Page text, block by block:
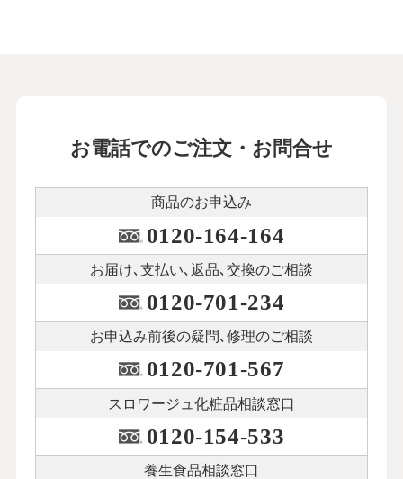
お電話でのご注文・お問合せ
商品のお申込み
0120-164-164
お届け､支払い､ 返品､交換のご相談
0120-701-234
お申込み前後の疑問､修理のご相談
0120-701-567
スロワージュ化粧品相談窓口
0120-154-533
養生食品相談窓口